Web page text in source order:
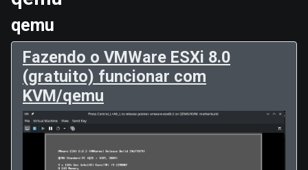
qemu
Fazendo o VMWare ESXi 8.0
(gratuito) funcionar com
KVM/qemu